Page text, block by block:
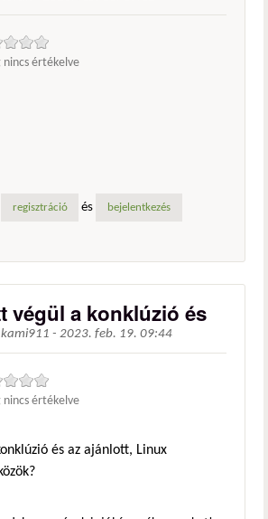
nincs értékelve
regisztráció és bejelentkezés
végül a konklúzió és
kami911 - 2023. feb. 19. 09:44
nincs értékelve
és az ajánlott, Linux